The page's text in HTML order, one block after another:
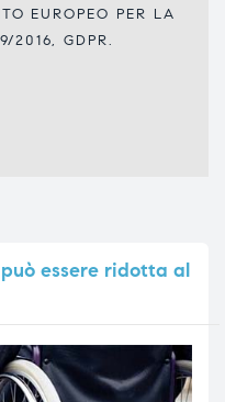
EUROPEO PER LA
2016, GDPR.
essere ridotta al